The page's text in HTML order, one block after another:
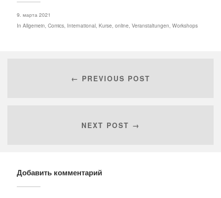
9. марта 2021
In Allgemein Comics, International, Kurse, online, Veranstaltungen Workshops
← PREVIOUS POST
NEXT POST →
Добавить комментарий